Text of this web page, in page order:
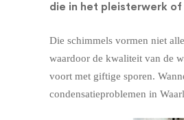
die in het pleisterwerk of
Die schimmels vormen niet
waardoor de kwaliteit van de
voort met giftige sporen.
condensatieproblemen in